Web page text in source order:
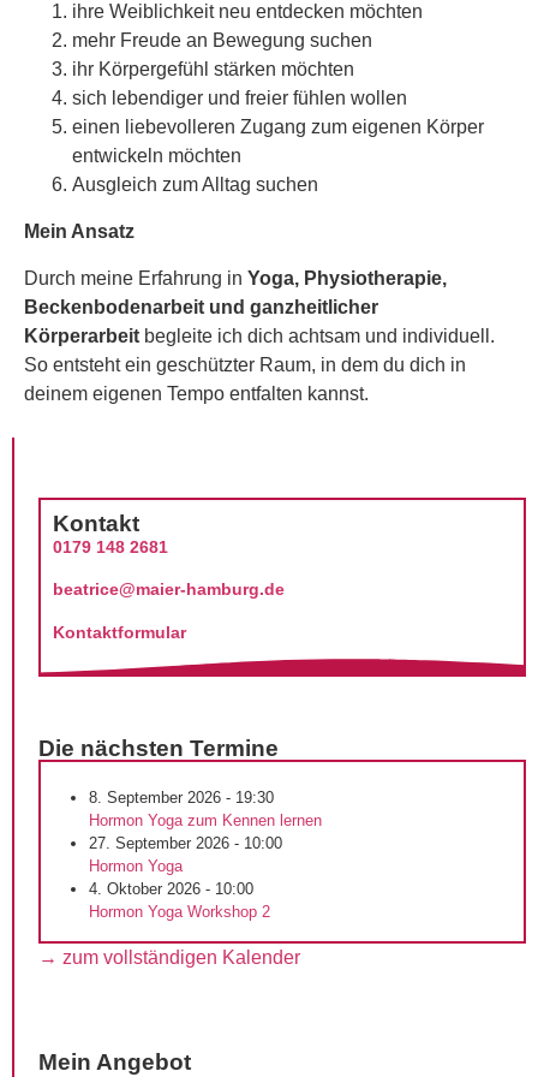
ihre Weiblichkeit neu entdecken möchten
mehr Freude an Bewegung suchen
ihr Körpergefühl stärken möchten
sich lebendiger und freier fühlen wollen
einen liebevolleren Zugang zum eigenen Körper
entwickeln möchten
Ausgleich zum Alltag suchen
Mein Ansatz
Durch meine Erfahrung in Yoga, Physiotherapie,
Beckenbodenarbeit und ganzheitlicher
Körperarbeit begleite ich dich achtsam und individuell.
So entsteht ein geschützter Raum, in dem du dich in
deinem eigenen Tempo entfalten kannst.
Kontakt
0179 148 2681
beatrice@maier-hamburg.de
Kontaktformular
Die nächsten Termine
8. September 2026 - 19:30
Hormon Yoga zum Kennen lernen
27. September 2026 - 10:00
Hormon Yoga
4. Oktober 2026 - 10:00
Hormon Yoga Workshop 2
→ zum vollständigen Kalender
Mein Angebot